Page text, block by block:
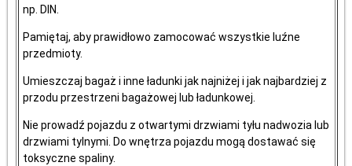
np. DIN.
Pamiętaj, aby prawidłowo zamocować wszystkie luźne
przedmioty.
Umieszczaj bagaż i inne ładunki jak najniżej i jak najbardziej z
przodu przestrzeni bagażowej lub ładunkowej.
Nie prowadź pojazdu z otwartymi drzwiami tyłu nadwozia lub
drzwiami tylnymi. Do wnętrza pojazdu mogą dostawać się
toksyczne spaliny.